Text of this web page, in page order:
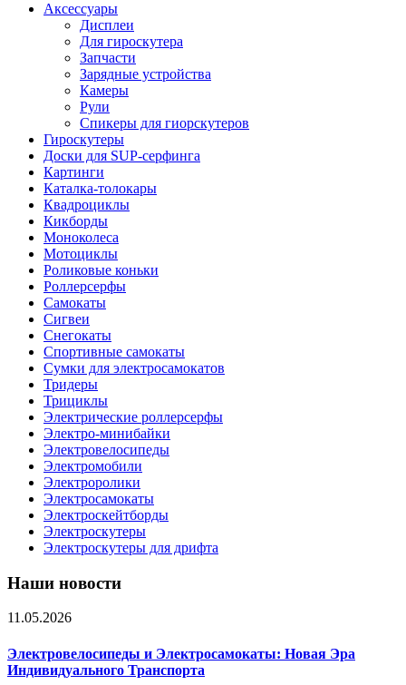
Аксессуары
Дисплеи
Для гироскутера
Запчасти
Зарядные устройства
Камеры
Рули
Спикеры для гиорскутеров
Гироскутеры
Доски для SUP-серфинга
Картинги
Каталка-толокары
Квадроциклы
Кикборды
Моноколеса
Мотоциклы
Роликовые коньки
Роллерсерфы
Самокаты
Сигвеи
Снегокаты
Спортивные самокаты
Сумки для электросамокатов
Тридеры
Трициклы
Электрические роллерсерфы
Электро-минибайки
Электровелосипеды
Электромобили
Электроролики
Электросамокаты
Электроскейтборды
Электроскутеры
Электроскутеры для дрифта
Наши новости
11.05.2026
Электровелосипеды и Электросамокаты: Новая Эра
Индивидуального Транспорта